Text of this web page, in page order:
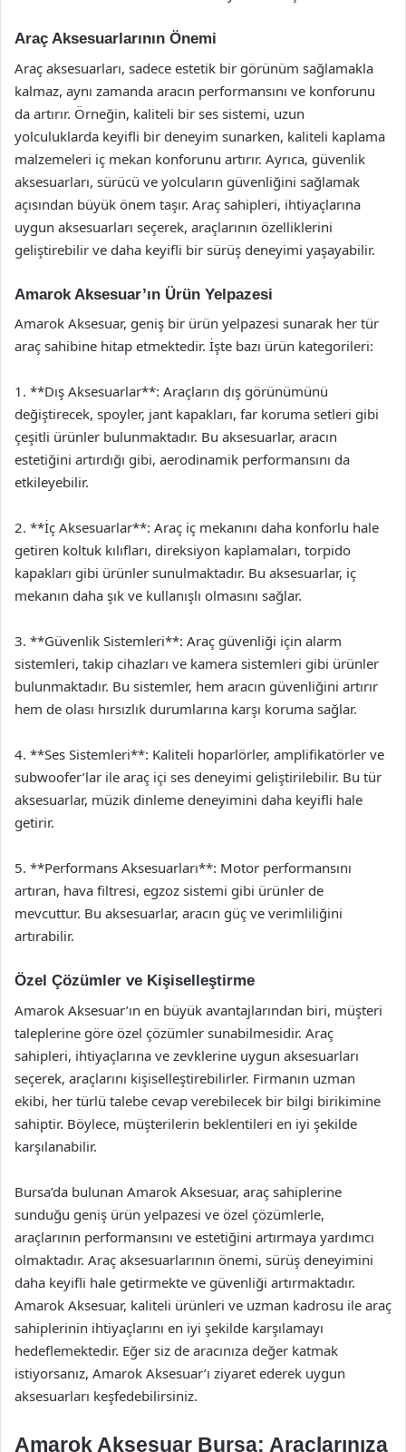
Araç Aksesuarlarının Önemi
Araç aksesuarları, sadece estetik bir görünüm sağlamakla
kalmaz, aynı zamanda aracın performansını ve konforunu
da artırır. Örneğin, kaliteli bir ses sistemi, uzun
yolculuklarda keyifli bir deneyim sunarken, kaliteli kaplama
malzemeleri iç mekan konforunu artırır. Ayrıca, güvenlik
aksesuarları, sürücü ve yolcuların güvenliğini sağlamak
açısından büyük önem taşır. Araç sahipleri, ihtiyaçlarına
uygun aksesuarları seçerek, araçlarının özelliklerini
geliştirebilir ve daha keyifli bir sürüş deneyimi yaşayabilir.
Amarok Aksesuar’ın Ürün Yelpazesi
Amarok Aksesuar, geniş bir ürün yelpazesi sunarak her tür
araç sahibine hitap etmektedir. İşte bazı ürün kategorileri:
1. **Dış Aksesuarlar**: Araçların dış görünümünü
değiştirecek, spoyler, jant kapakları, far koruma setleri gibi
çeşitli ürünler bulunmaktadır. Bu aksesuarlar, aracın
estetiğini artırdığı gibi, aerodinamik performansını da
etkileyebilir.
2. **İç Aksesuarlar**: Araç iç mekanını daha konforlu hale
getiren koltuk kılıfları, direksiyon kaplamaları, torpido
kapakları gibi ürünler sunulmaktadır. Bu aksesuarlar, iç
mekanın daha şık ve kullanışlı olmasını sağlar.
3. **Güvenlik Sistemleri**: Araç güvenliği için alarm
sistemleri, takip cihazları ve kamera sistemleri gibi ürünler
bulunmaktadır. Bu sistemler, hem aracın güvenliğini artırır
hem de olası hırsızlık durumlarına karşı koruma sağlar.
4. **Ses Sistemleri**: Kaliteli hoparlörler, amplifikatörler ve
subwoofer’lar ile araç içi ses deneyimi geliştirilebilir. Bu tür
aksesuarlar, müzik dinleme deneyimini daha keyifli hale
getirir.
5. **Performans Aksesuarları**: Motor performansını
artıran, hava filtresi, egzoz sistemi gibi ürünler de
mevcuttur. Bu aksesuarlar, aracın güç ve verimliliğini
artırabilir.
Özel Çözümler ve Kişiselleştirme
Amarok Aksesuar’ın en büyük avantajlarından biri, müşteri
taleplerine göre özel çözümler sunabilmesidir. Araç
sahipleri, ihtiyaçlarına ve zevklerine uygun aksesuarları
seçerek, araçlarını kişiselleştirebilirler. Firmanın uzman
ekibi, her türlü talebe cevap verebilecek bir bilgi birikimine
sahiptir. Böylece, müşterilerin beklentileri en iyi şekilde
karşılanabilir.
Bursa’da bulunan Amarok Aksesuar, araç sahiplerine
sunduğu geniş ürün yelpazesi ve özel çözümlerle,
araçlarının performansını ve estetiğini artırmaya yardımcı
olmaktadır. Araç aksesuarlarının önemi, sürüş deneyimini
daha keyifli hale getirmekte ve güvenliği artırmaktadır.
Amarok Aksesuar, kaliteli ürünleri ve uzman kadrosu ile araç
sahiplerinin ihtiyaçlarını en iyi şekilde karşılamayı
hedeflemektedir. Eğer siz de aracınıza değer katmak
istiyorsanız, Amarok Aksesuar’ı ziyaret ederek uygun
aksesuarları keşfedebilirsiniz.
Amarok Aksesuar Bursa: Araçlarınıza